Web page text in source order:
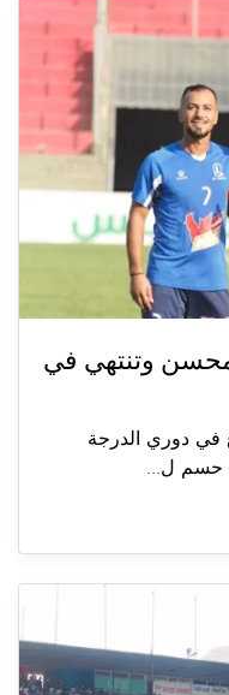
محسن وتنتهي في
في دوري الدرجة
حسم ل...